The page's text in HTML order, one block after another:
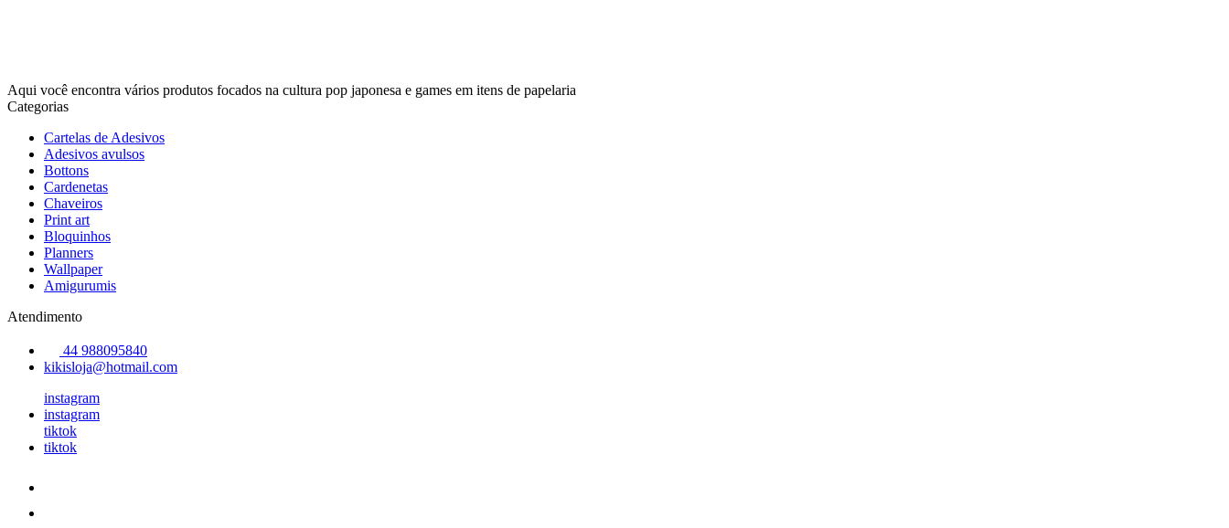
Aqui você encontra vários produtos focados na cultura pop japonesa e games em itens de papelaria
Categorias
Cartelas de Adesivos
Adesivos avulsos
Bottons
Cardenetas
Chaveiros
Print art
Bloquinhos
Planners
Wallpaper
Amigurumis
Atendimento
44 988095840
kikisloja@hotmail.com
instagram
instagram
tiktok
tiktok